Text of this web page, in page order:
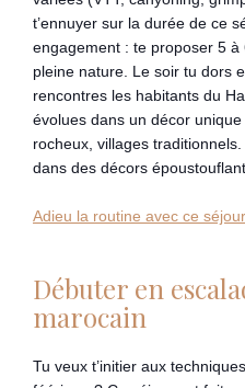
t’ennuyer sur la durée de ce
engagement : te proposer 5
pleine nature. Le soir tu dors
rencontres les habitants du
évolues dans un décor
rocheux, villages
dans des décors
Adieu la routine avec ce
Débuter en
marocain
Tu veux t’initier aux